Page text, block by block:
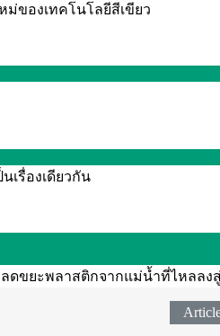
ม่ของเทคโนโลยีสีเขียว
เรื่องเดียวกัน
ขยะพลาสติกจากแม่น้ำที่ไหลลง